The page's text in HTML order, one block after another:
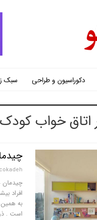
دکوراسیون و طراحی سبک
اتاق خواب کودک
چیدمان
افراد
به
است .